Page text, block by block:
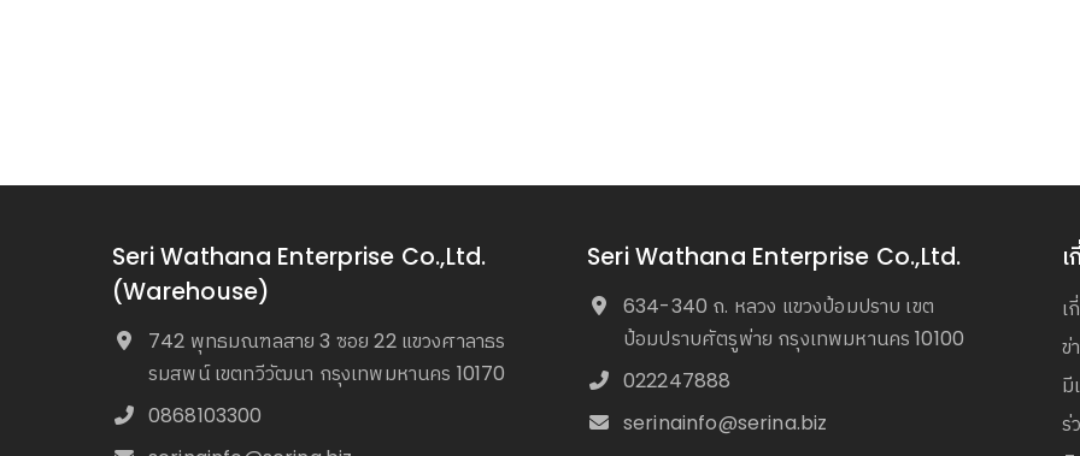
Seri Wathana Enterprise Co.,Ltd.
(Warehouse)
742 พุทธมณฑลสาย 3 ซอย 22 แขวงศาลาธร
รมสพน์ เขตทวีวัฒนา กรุงเทพมหานคร 10170
0868103300
Seri Wathana Enterprise Co.,Ltd.
634-340 ถ. หลวง แขวงป้อมปราบ เขต
ป้อมปราบศัตรูพ่าย กรุงเทพมหานคร 10100
022247888
serinainfo@serina.biz
เ
ข่
มี
ร่